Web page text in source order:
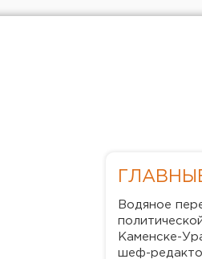
Водяное
Каменске-
шеф-